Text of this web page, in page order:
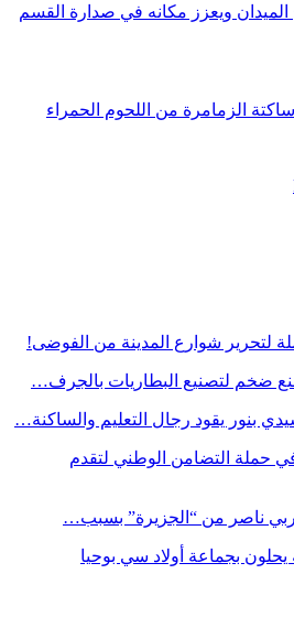
ويعزز مكانه في صدارة القسم
الزمامرة من اللحوم الحمراء
لتحرير شوارع المدينة من الفوضى!
ضخم لتصنيع البطاريات بالجرف…
بنور يقود رجال التعليم والساكنة…
حملة التضامن الوطني لتقدم
ناصر من “الجزيرة” بسبب…
بجماعة أولاد سي بوحيا